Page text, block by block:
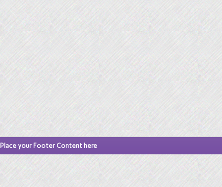
Place your Footer Content here